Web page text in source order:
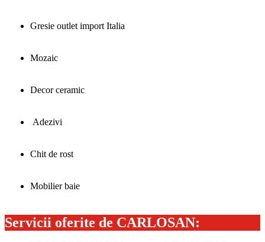
Gresie outlet import Italia
Mozaic
Decor ceramic
Adezivi
Chit de rost
Mobilier baie
Servicii oferite de CARLOSAN: